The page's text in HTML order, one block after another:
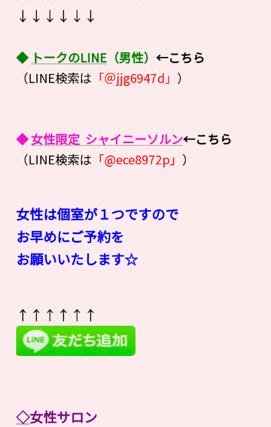
↓↓↓↓↓↓
◆ トークのLINE（男性） ←こちら
（LINE検索は 「＠jjg6947d」 ）
◆女性限定 シャイニーソルン←こちら
（LINE検索は 「@ece8972p」 ）
女性は個室が１つですので
お早めにご予約を
お願いいたします☆
↑↑↑↑↑↑
◇女性サロン